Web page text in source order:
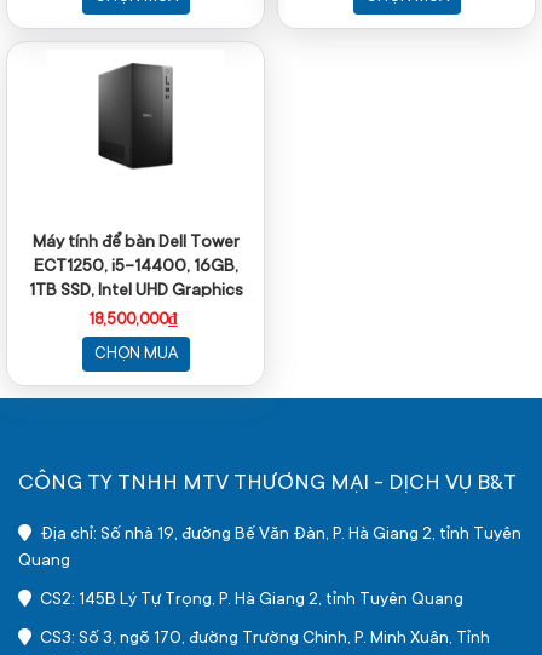
Máy tính để bàn Dell Tower
ECT1250, i5-14400, 16GB,
1TB SSD, Intel UHD Graphics
770, ax+BT, KB, M, McAfee LS,
Win 11 Home, 1Y WTY
18,500,000₫
CHỌN MUA
CÔNG TY TNHH MTV THƯƠNG MẠI - DỊCH VỤ B&T
Địa chỉ: Số nhà 19, đường Bế Văn Đàn, P. Hà Giang 2, tỉnh Tuyên
Quang
CS2: 145B Lý Tự Trọng, P. Hà Giang 2, tỉnh Tuyên Quang
CS3: Số 3, ngõ 170, đường Trường Chinh, P. Minh Xuân, Tỉnh